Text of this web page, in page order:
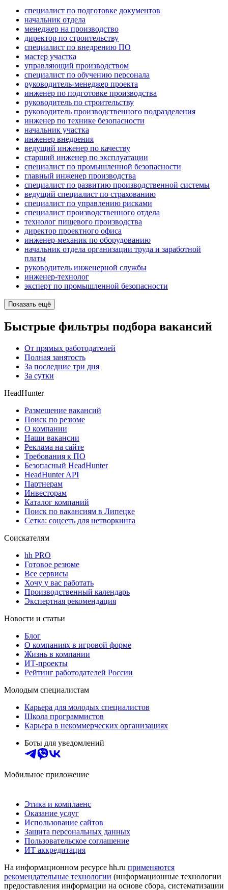
специалист по подготовке документов
начальник отдела
менеджер на производство
директор по строительству
специалист по внедрению ПО
мастер участка
управляющий производством
специалист по обучению персонала
руководитель-менеджер проекта
инженер по подготовке производства
руководитель по строительству
руководитель производственного подразделения
инженер по технике безопасности
начальник участка
инженер внедрения
ведущий инженер по качеству
старший инженер по эксплуатации
специалист по промышленной безопасности
главный инженер производства
специалист по развитию производственной системы
ведущий специалист по страхованию
специалист по управлению рисками
специалист производственного отдела
технолог пищевого производства
директор проектного офиса
инженер-механик по оборудованию
начальник отдела организации труда и заработной
платы
руководитель инженерной службы
инженер-технолог
эксперт по промышленной безопасности
Показать ещё
Быстрые фильтры подбора вакансий
От прямых работодателей
Полная занятость
За последние три дня
За сутки
HeadHunter
Размещение вакансий
Поиск по резюме
О компании
Наши вакансии
Реклама на сайте
Требования к ПО
Безопасный HeadHunter
HeadHunter API
Партнерам
Инвесторам
Каталог компаний
Поиск по вакансиям в Липецке
Сетка: соцсеть для нетворкинга
Соискателям
hh PRO
Готовое резюме
Все сервисы
Хочу у вас работать
Производственный календарь
Экспертная рекомендация
Новости и статьи
Блог
О компаниях в игровой форме
Жизнь в компании
ИТ-проекты
Рейтинг работодателей России
Молодым специалистам
Карьера для молодых специалистов
Школа программистов
Карьера в некоммерческих организациях
Боты для уведомлений
Мобильное приложение
Этика и комплаенс
Оказание услуг
Использование сайтов
Защита персональных данных
Пользовательское соглашение
ИТ аккредитация
На информационном ресурсе hh.ru применяются
рекомендательные технологии (информационные технологии
предоставления информации на основе сбора, систематизации